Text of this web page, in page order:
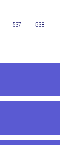
537 538